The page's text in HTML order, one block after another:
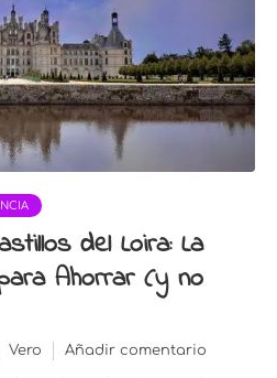
del Loira: La
Ahorrar (y no
Vero Añadir comentario